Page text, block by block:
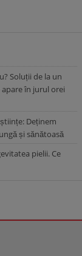
Soluții de la un
în jurul orei
Deținem
și sănătoasă
pielii. Ce